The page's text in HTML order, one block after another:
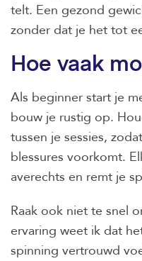
telt. Een gezond
zonder dat je het tot
Hoe vaak
Als beginner start je
bouw je rustig op.
tussen je sessies,
blessures voorkomt.
averechts en remt je
Raak ook niet te snel
ervaring weet ik dat
spinning vertrouwd